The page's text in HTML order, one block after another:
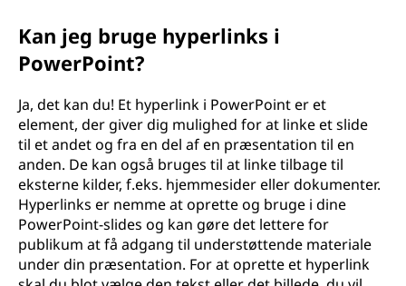
Kan jeg bruge hyperlinks i
PowerPoint?
Ja, det kan du! Et hyperlink i PowerPoint er et
element, der giver dig mulighed for at linke et slide
til et andet og fra en del af en præsentation til en
anden. De kan også bruges til at linke tilbage til
eksterne kilder, f.eks. hjemmesider eller dokumenter.
Hyperlinks er nemme at oprette og bruge i dine
PowerPoint-slides og kan gøre det lettere for
publikum at få adgang til understøttende materiale
under din præsentation. For at oprette et hyperlink